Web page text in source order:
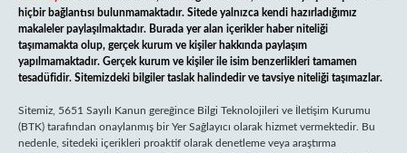
hiçbir bağlantısı bulunmamaktadır. Sitede yalnızca kendi hazırladığımız
makaleler paylaşılmaktadır. Burada yer alan içerikler haber niteliği
taşımamakta olup, gerçek kurum ve kişiler hakkında paylaşım
yapılmamaktadır. Gerçek kurum ve kişiler ile isim benzerlikleri tamamen
tesadüfidir. Sitemizdeki bilgiler taslak halindedir ve tavsiye niteliği taşımazlar.
Sitemiz, 5651 Sayılı Kanun gereğince Bilgi Teknolojileri ve İletişim Kurumu
(BTK) tarafından onaylanmış bir Yer Sağlayıcı olarak hizmet vermektedir. Bu
nedenle, sitedeki içerikleri proaktif olarak denetleme veya araştırma